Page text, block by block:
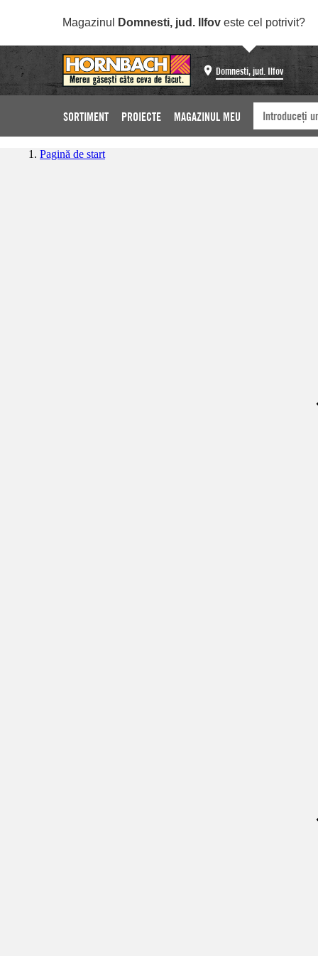
Magazinul Domnesti, jud. Ilfov este cel potrivit?
Domnesti, jud. Ilfov
SORTIMENT PROIECTE MAGAZINUL MEU
Pagină de start